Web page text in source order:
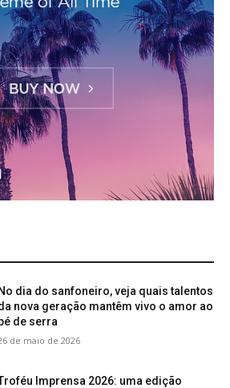
No dia do sanfoneiro, veja quais talentos
nova geração mantêm vivo o amor ao
de serra
de maio de 2026
Imprensa 2026: uma edição